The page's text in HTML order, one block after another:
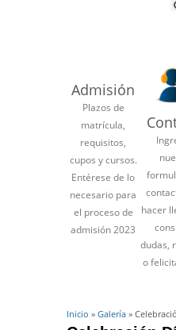
Admisión
Plazos de
matrícula,
requisitos,
cupos y cursos.
Entérese de lo
necesario para
el proceso de
admisión 2023
hacer
dudas,
o
Inicio » Galería »